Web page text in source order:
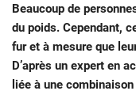
Beaucoup de
du poids. Cependant,
fur et à mesure que
D’après un expert en
liée à une